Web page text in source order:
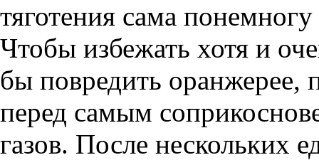
тяготения сама
Чтобы избежать хотя и
бы повредить оранжерее,
перед самым
газов. После нескольких